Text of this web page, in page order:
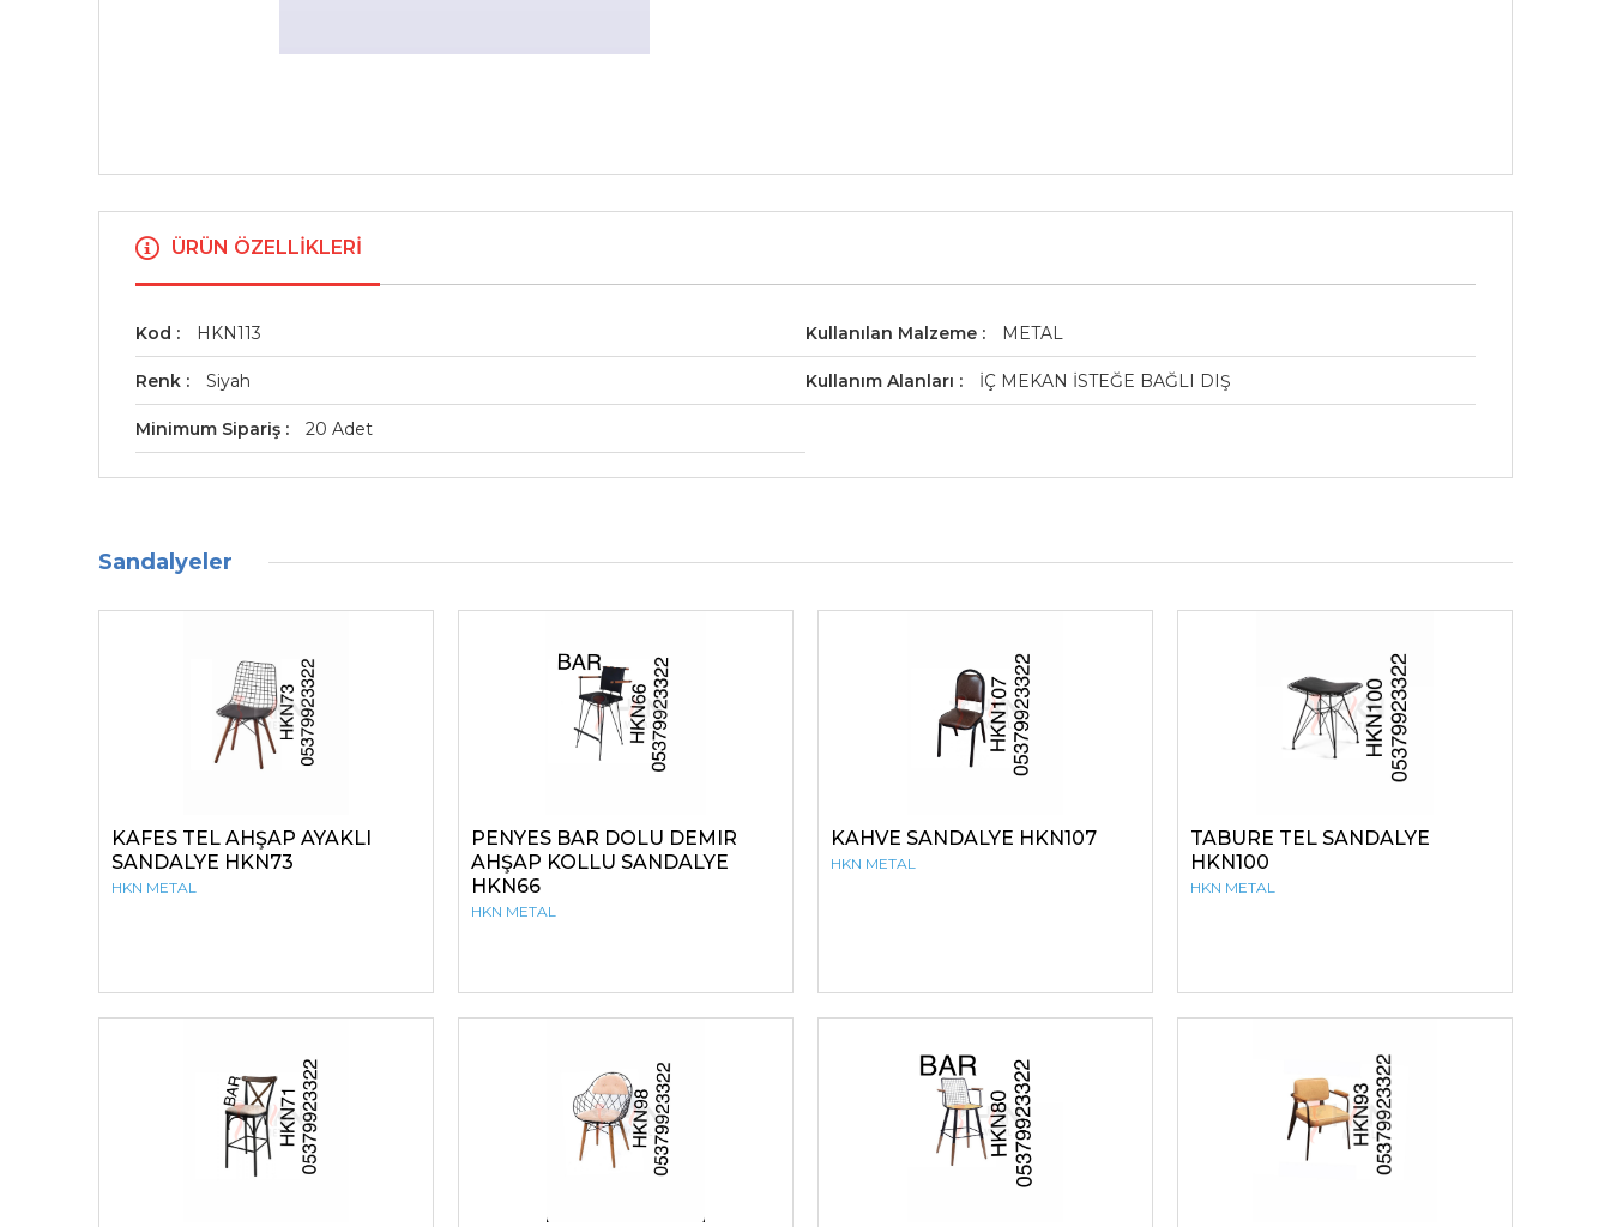
ÜRÜN ÖZELLIKLERI
Kod HKN113 Kullanılan Malzeme METAL
Renk Siyah Kullanım Alanları İÇ MEKAN İSTEĞE BAĞLI DIŞ
Minimum Sipariş 20 Adet
Sandalyeler
KAFES TEL AHŞAP AYAKLI
SANDALYE HKN73
HKN METAL
PENYES BAR DOLU DEMIR
AHŞAP KOLLU SANDALYE
HKN66
HKN METAL
KAHVE SANDALYE HKN107
HKN METAL
TABURE TEL SANDALYE
HKN100
HKN METAL